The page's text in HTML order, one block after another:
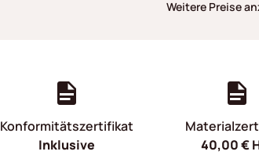
Weitere Preise
Konformitätszertifikat
Inklusive
40,00€